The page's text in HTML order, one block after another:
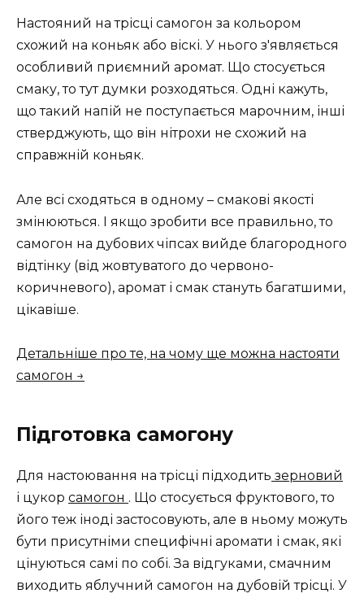
Настояний на трісці самогон за кольором
схожий на коньяк або віскі. У нього з'являється
особливий приємний аромат. Що стосується
смаку, то тут думки розходяться. Одні кажуть,
що такий напій не поступається марочним, інші
стверджують, що він нітрохи не схожий на
справжній коньяк.
Але всі сходяться в одному – смакові якості
змінюються. І якщо зробити все правильно, то
самогон на дубових чіпсах вийде благородного
відтінку (від жовтуватого до червоно-
коричневого), аромат і смак стануть багатшими,
цікавіше.
Детальніше про те, на чому ще можна настояти
самогон →
Підготовка самогону
Для настоювання на трісці підходить зерновий
і цукор самогон . Що стосується фруктового, то
його теж іноді застосовують, але в ньому можуть
бути присутніми специфічні аромати і смак, які
цінуються самі по собі. За відгуками, смачним
виходить яблучний самогон на дубовій трісці. У